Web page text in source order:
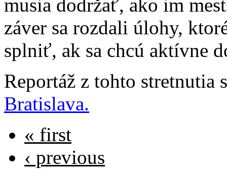
musia dodržať, ako im
záver sa rozdali úlohy,
splniť, ak sa chcú aktívne
Reportáž z tohto
Bratislava.
« first
‹ previous